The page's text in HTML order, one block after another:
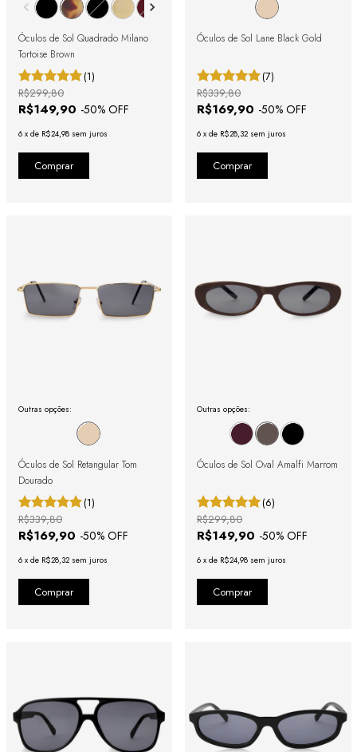
Óculos de Sol Quadrado Milano
Tortoise Brown
(1)
R$149,90 -50% OFF
R$299,80
6 x de R$24,98 sem juros
Óculos de Sol Lane Black Gold
(7)
R$169,90 -50% OFF
R$339,80
6 x de R$28,32 sem juros
Outras opções:
Óculos de Sol Retangular Tom
Dourado
(1)
R$169,90 -50% OFF
R$339,80
6 x de R$28,32 sem juros
Outras opções:
Óculos de Sol Oval Amalfi Marrom
(6)
R$149,90 -50% OFF
R$299,80
6 x de R$24,98 sem juros